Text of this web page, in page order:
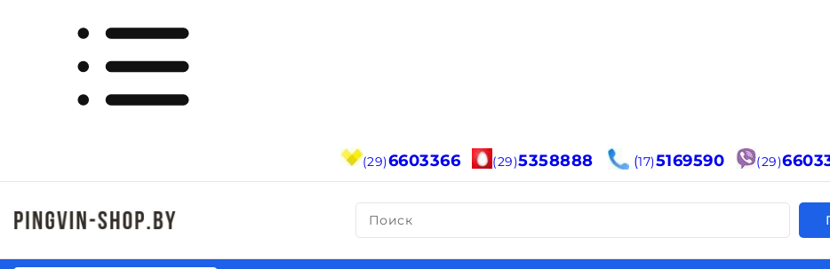
(29)6603366 (29)5358888 (17)5169590 (29)
Поиск